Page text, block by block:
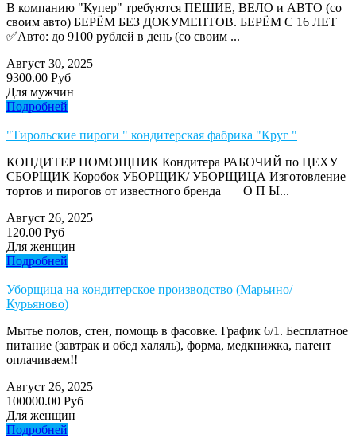
В компанию "Купер" требуются ПЕШИЕ, ВЕЛО и АВТО (со
своим авто) БЕРЁМ БЕЗ ДОКУМЕНТОВ. БЕРЁМ С 16 ЛЕТ
✅Авто: до 9100 рублей в день (со своим ...
Август 30, 2025
9300.00 Руб
Для мужчин
Подробней
"Тирольские пироги " кондитерская фабрика "Круг "
КОНДИТЕР ПОМОЩНИК Кондитера РАБОЧИЙ по ЦЕХУ
СБОРЩИК Коробок УБОРЩИК/ УБОРЩИЦА Изготовление
тортов и пирогов от известного бренда О П Ы...
Август 26, 2025
120.00 Руб
Для женщин
Подробней
Уборщица на кондитерское производство (Марьино/
Курьяново)
Мытье полов, стен, помощь в фасовке. График 6/1. Бесплатное
питание (завтрак и обед халяль), форма, медкнижка, патент
оплачиваем!!
Август 26, 2025
100000.00 Руб
Для женщин
Подробней